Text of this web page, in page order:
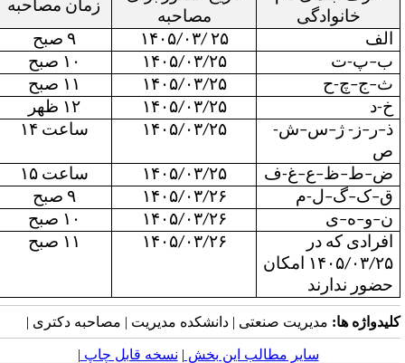
خانوادگی
مصاحبه
زمان مصاحبه
الف
۲۵ /۱۴۰۵/۰۳
۹ صبح
ب–پ-ت ۱۴۰۵/۰۳/۲۵
۱۰ صبح
ث–ج–چ-ح ۱۴۰۵/۰۳/۲۵
۱۱ صبح
خ-د
۱۴۰۵/۰۳/۲۵
۱۲ ظهر
–ر– ز- ژ – س–ش-
ص
۱۴۰۵/۰۳/۲۵ ساعت ۱۴
ض–ط–ظ–ع–غ-ف ۱۴۰۵/۰۳/۲۵
ساعت ۱۵
ق–ک–گ–ل-م ۱۴۰۵/۰۳/۲۶
۹ صبح
ن–و–ه–ی ۱۴۰۵/۰۳/۲۶
۱۰ صبح
افرادی که در
۱۴۰۵/۰۳/۲۵ امکان
حضور ندارند
۱۴۰۵/۰۳/۲۶ ۱۱ صبح
ها:مدیریت صنعتی | دانشکده مدیریت | مصاحبه دکتری |
سایر مطالب این بخش | نسخه قابل چاپ|